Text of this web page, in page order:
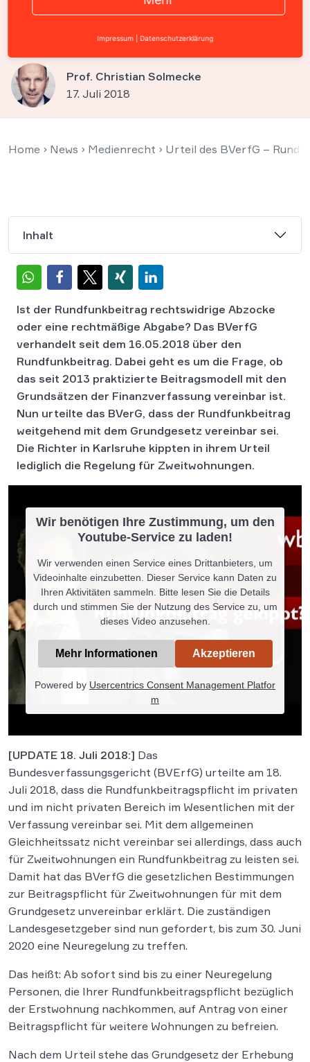
weitgehend
verfassungsgemäß
Prof. Christian Solmecke
17. Juli 2018
Home › News › Medienrecht › Urteil des BVerfG –
Inhalt
Ist der Rundfunkbeitrag rechtswidrige Abzocke
oder eine rechtmäßige Abgabe? Das BVerfG
verhandelt seit dem 16.05.2018 über den
Rundfunkbeitrag. Dabei geht es um die Frage, ob
das seit 2013 praktizierte Beitragsmodell mit den
Grundsätzen der Finanzverfassung vereinbar ist.
Nun urteilte das BVerG, dass der Rundfunkbeitrag
weitgehend mit dem Grundgesetz vereinbar sei.
Die Richter in Karlsruhe kippten in ihrem Urteil
lediglich die Regelung für Zweitwohnungen.
Wir benötigen Ihre Zustimmung, um den
Youtube-Service zu laden!
Wir verwenden einen Service eines Drittanbieters, um
Videoinhalte einzubetten. Dieser Service kann Daten zu
Ihren Aktivitäten sammeln. Bitte lesen Sie die Details
durch und stimmen Sie der Nutzung des Service zu, um
dieses Video anzusehen.
Mehr Informationen Akzeptieren
Powered by Usercentrics Consent Management Platfor
m
[UPDATE 18. Juli 2018:] Das
Bundesverfassungsgericht (BVErfG) urteilte am 18.
Juli 2018, dass die Rundfunkbeitragspflicht im privaten
und im nicht privaten Bereich im Wesentlichen mit der
Verfassung vereinbar sei. Mit dem allgemeinen
Gleichheitssatz nicht vereinbar sei allerdings, dass auch
für Zweitwohnungen ein Rundfunkbeitrag zu leisten sei.
Damit hat das BVerfG die gesetzlichen Bestimmungen
zur Beitragspflicht für Zweitwohnungen für mit dem
Grundgesetz unvereinbar erklärt. Die zuständigen
Landesgesetzgeber sind nun gefordert, bis zum 30. Juni
2020 eine Neuregelung zu treffen.
Das heißt: Ab sofort sind bis zu einer Neuregelung
Personen, die Ihrer Rundfunkbeitragspflicht bezüglich
der Erstwohnung nachkommen, auf Antrag von einer
Beitragspflicht für weitere Wohnungen zu befreien.
Nach dem Urteil stehe das Grundgesetz der Erhebung
Impressum Datenschutzerklärung